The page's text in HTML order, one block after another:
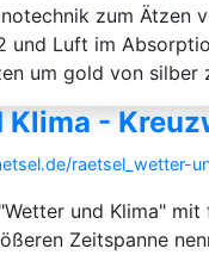
zum Ätzen
und Luft im
um gold von silber
Klima -
raetsel_wetter-
und Klima"
Zeitspanne